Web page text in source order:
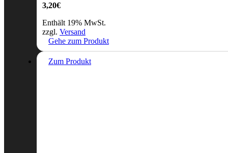
3,20€
Enthält 19% MwSt.
zzgl. Versand
Gehe zum Produkt
Zum Produkt